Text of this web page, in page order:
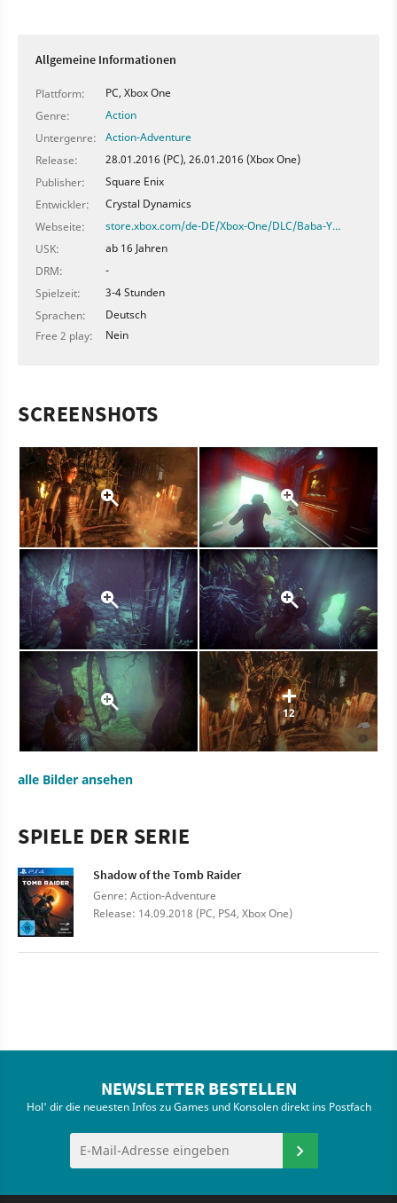
Allgemeine Informationen
Plattform:
PC, Xbox One
Genre:
Action
Untergenre:
Action-Adventure
Release:
28.01.2016 (PC), 26.01.2016 (Xbox One)
Publisher:
Square Enix
Entwickler:
Crystal Dynamics
Webseite:
store.xbox.com/de-DE/Xbox-One/DLC/Baba-Y…
USK:
ab 16 Jahren
DRM:
-
Spielzeit:
3-4 Stunden
Sprachen:
Deutsch
Free 2 play:
Nein
SCREENSHOTS
12
alle Bilder ansehen
SPIELE DER SERIE
Shadow of the Tomb Raider
Genre: Action-Adventure
Release: 14.09.2018 (PC, PS4, Xbox One)
NEWSLETTER BESTELLEN
Hol' dir die neuesten Infos zu Games und Konsolen direkt ins Postfach